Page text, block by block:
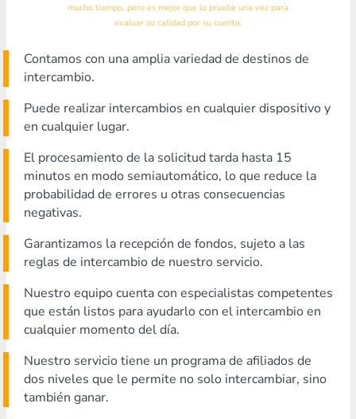
mucho tiempo, pero es mejor que lo pruebe una vez para
evaluar su calidad por su cuenta.
Contamos con una amplia variedad de destinos de
intercambio.
Puede realizar intercambios en cualquier dispositivo y
en cualquier lugar.
El procesamiento de la solicitud tarda hasta 15
minutos en modo semiautomático, lo que reduce la
probabilidad de errores u otras consecuencias
negativas.
Garantizamos la recepción de fondos, sujeto a las
reglas de intercambio de nuestro servicio.
Nuestro equipo cuenta con especialistas competentes
que están listos para ayudarlo con el intercambio en
cualquier momento del día.
Nuestro servicio tiene un programa de afiliados de
dos niveles que le permite no solo intercambiar, sino
también ganar.